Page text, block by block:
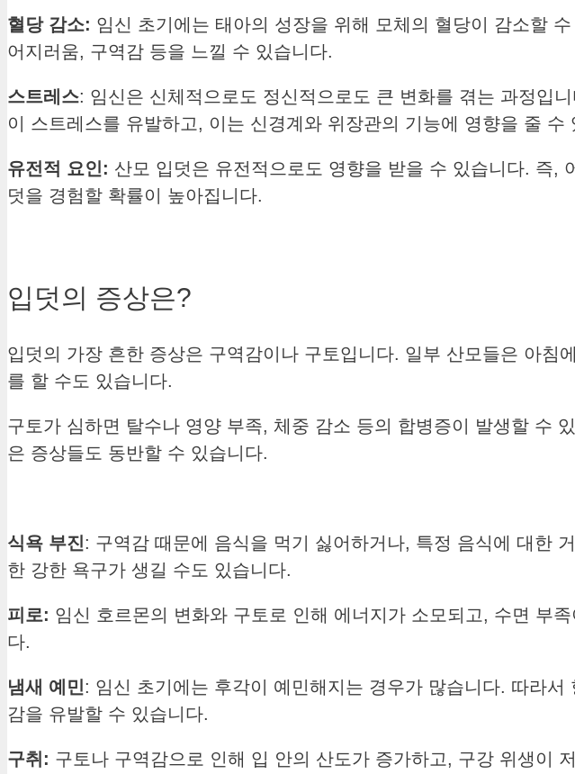
혈당 감소: 임신 초기에는 태아의 성장을 위해 모체의 혈당이 감소할
어지러움, 구역감 등을 느낄 수 있습니다.
스트레스: 임신은 신체적으로도 정신적으로도 큰 변화를 겪는 과정입
이 스트레스를 유발하고, 이는 신경계와 위장관의 기능에 영향을 줄 수
유전적 요인: 산모 입덧은 유전적으로도 영향을 받을 수 있습니다. 즉,
덧을 경험할 확률이 높아집니다.
입덧의 증상은?
입덧의 가장 흔한 증상은 구역감이나 구토입니다. 일부 산모들은 아침
를 할 수도 있습니다.
구토가 심하면 탈수나 영양 부족, 체중 감소 등의 합병증이 발생할 수
은 증상들도 동반할 수 있습니다.
식욕 부진: 구역감 때문에 음식을 먹기 싫어하거나, 특정 음식에 대한
한 강한 욕구가 생길 수도 있습니다.
피로: 임신 호르몬의 변화와 구토로 인해 에너지가 소모되고, 수면 부
다.
냄새 예민: 임신 초기에는 후각이 예민해지는 경우가 많습니다. 따라
감을 유발할 수 있습니다.
구취: 구토나 구역감으로 인해 입 안의 산도가 증가하고, 구강 위생이